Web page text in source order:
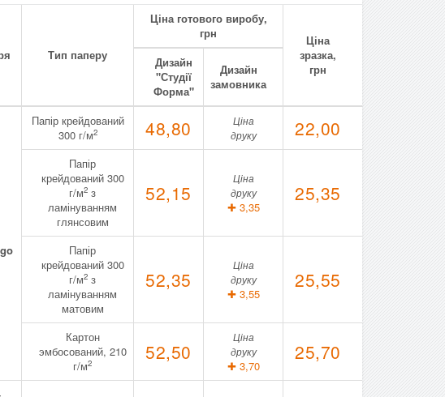
Тип паперу
Ціна готового виробу,
грн
Ціна
зразка,
грн
Дизайн
"Студії
Форма"
Дизайн
замовника
Папір крейдований
300 г/м2 48,80
Ціна
друку
22,00
Папір
крейдований 300
г/м2 з
ламінуванням
глянсовим
52,15
Ціна
друку
✚ 3,35
25,35
Папір
крейдований 300
г/м2 з
ламінуванням
матовим
52,35
Ціна
друку
✚ 3,55
25,55
Картон
эмбосований, 210
г/м2 52,50
Ціна
друку
✚ 3,70
25,70